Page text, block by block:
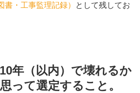
書・工事監理記録）
として残してお
年（以内）で壊れるか
って選定すること。